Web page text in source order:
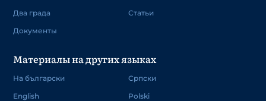
Два града
Документы
Статьи
Материалы на других языках
На български
English
Српски
Polski